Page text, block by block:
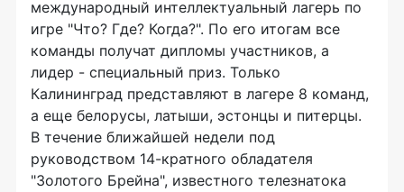
международный интеллектуальный лагерь по
игре "Что? Где? Когда?". По его итогам все
команды получат дипломы участников, а
лидер - специальный приз. Только
Калининград представляют в лагере 8 команд,
а еще белорусы, латыши, эстонцы и питерцы.
В течение ближайшей недели под
руководством 14-кратного обладателя
"Золотого Брейна", известного телезнатока